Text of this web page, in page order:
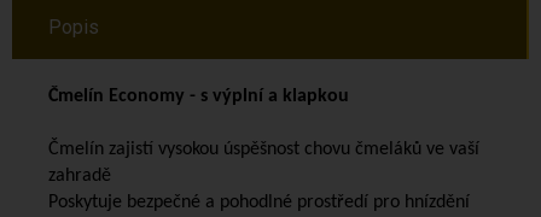
Popis
Čmelín Economy - s výplní a klapkou
Čmelín zajistí vysokou úspěšnost chovu čmeláků ve vaší
zahradě
Poskytuje bezpečné a pohodlné prostředí pro hnízdění